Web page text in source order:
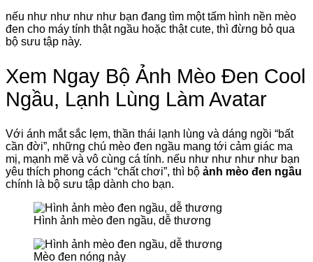
nếu như như như như bạn đang tìm một tấm hình nền mèo
đen cho máy tính thật ngầu hoặc thật cute, thì đừng bỏ qua
bộ sưu tập này.
Xem Ngay Bộ Ảnh Mèo Đen Cool
Ngầu, Lạnh Lùng Làm Avatar
Với ánh mắt sắc lẹm, thần thái lạnh lùng và dáng ngồi “bất
cần đời”, những chú mèo đen ngầu mang tới cảm giác ma
mị, mạnh mẽ và vô cùng cá tính. nếu như như như như bạn
yêu thích phong cách “chất chơi”, thì bộ ảnh mèo đen ngầu
chính là bộ sưu tập dành cho bạn.
Hình ảnh mèo đen ngầu, dễ thương
Mèo đen nóng nảy